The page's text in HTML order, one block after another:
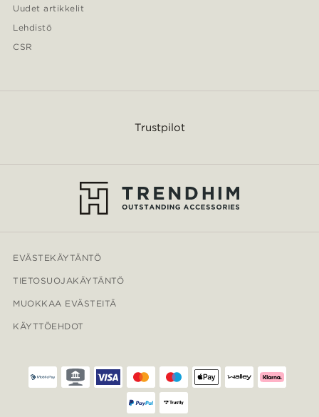
Uudet artikkelit
Lehdistö
CSR
Trustpilot
EVÄSTEKÄYTÄNTÖ
TIETOSUOJAKÄYTÄNTÖ
MUOKKAA EVÄSTEITÄ
KÄYTTÖEHDOT